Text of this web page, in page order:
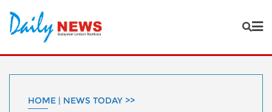
content
HOME | NEWS TODAY >>